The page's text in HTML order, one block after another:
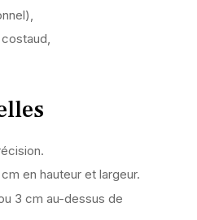
en hauteur et largeur.
3 cm au-dessus de